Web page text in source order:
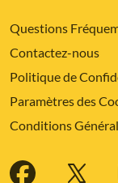
Questions
Contactez-nous
Politique de
Paramètres des
Conditions